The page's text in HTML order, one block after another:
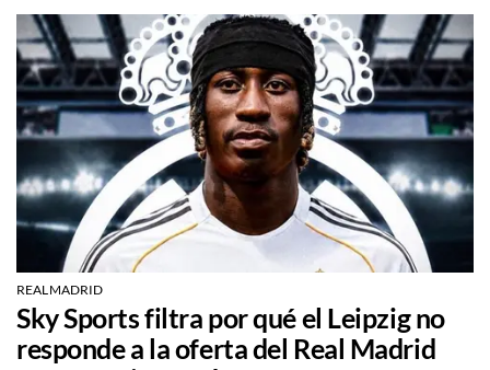
REAL MADRID
Sky Sports filtra por qué el Leipzig no
responde a la oferta del Real Madrid